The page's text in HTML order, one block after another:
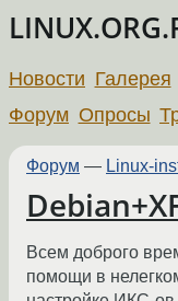
Новости Галерея
Форум Опросы
Форум — Linux-
Всем доброго
помощи в